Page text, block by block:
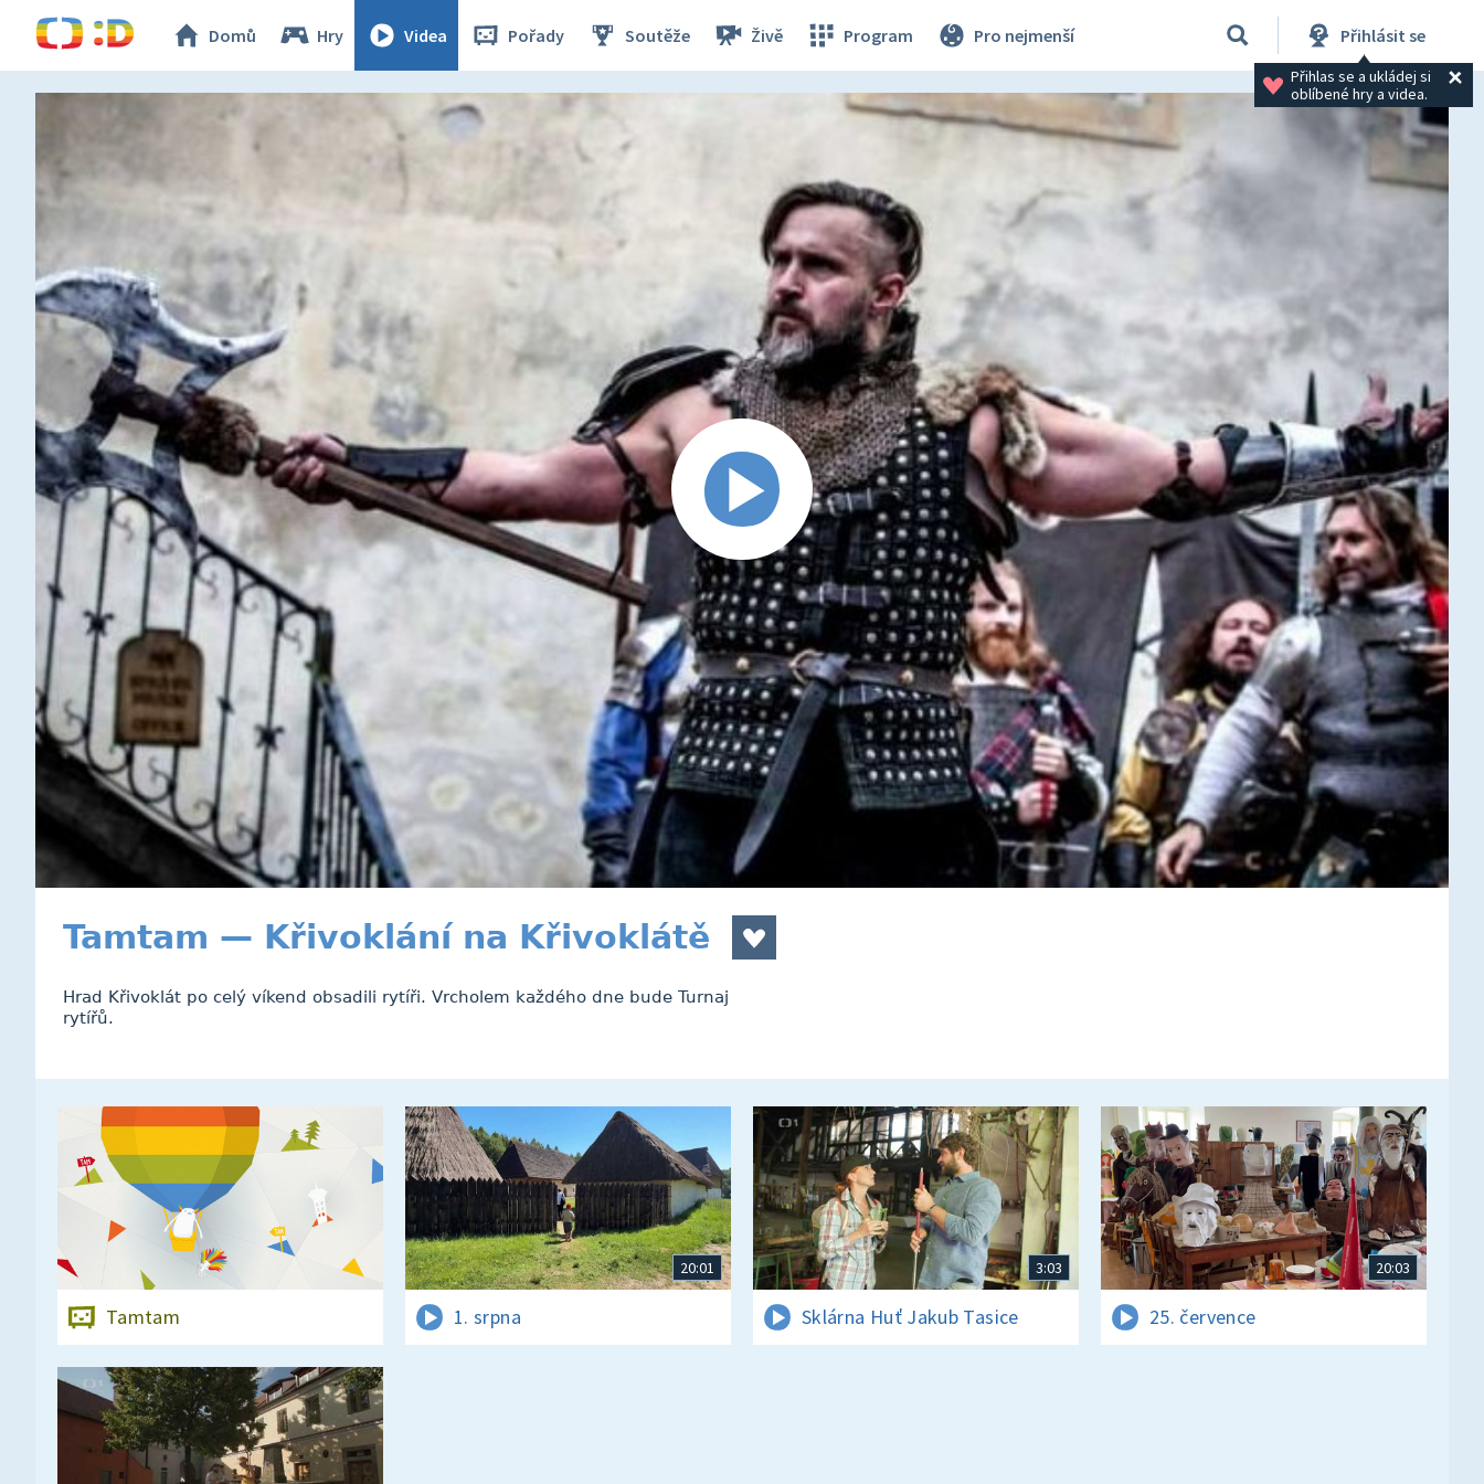
Domů Hry Videa Pořady Soutěže Živě Program Pro nejmenší Přihlásit se
Přihlas se a ukládej si
oblíbené hry a videa.
Tamtam — Křivoklání na Křivoklátě
Hrad Křivoklát po celý víkend obsadili rytíři. Vrcholem každého dne bude Turnaj
rytířů.
Tamtam
20:01
1. srpna
3:03
Sklárna Huť Jakub Tasice
20:03
25. července